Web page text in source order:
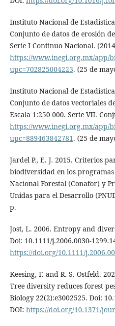
Instituto Nacional de
Conjunto de datos de erosión
Serie I Continuo Nacional.
https://www.inegi.org.mx/app/
upc=702825004223. (25 de
Instituto Nacional de
Conjunto de datos vectoriales
Escala 1:250 000. Serie VII.
https://www.inegi.org.mx/app/
upc=889463842781. (25 de
Jardel P., E. J. 2015. Criterios
biodiversidad en los
Nacional Forestal (Conafor) y
Unidas para el Desarrollo
p.
Jost, L. 2006. Entropy and
Doi: 10.1111/j.2006.0030-
https://doi.org/10.1111/
Keesing, F. and R. S. Ostfeld.
Tree diversity reduces forest
Biology 22(2):e3002525. Doi:
DOI: https://doi.org/10.1371/